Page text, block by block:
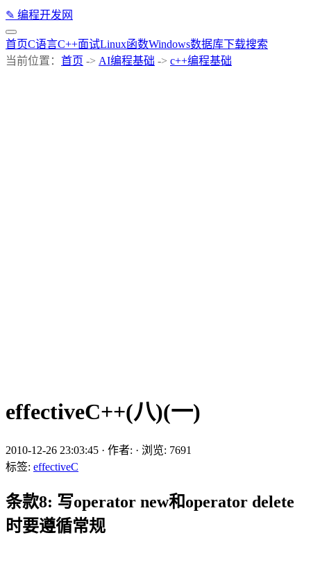
✎ 编程开发网
首页C语言C++面试Linux函数Windows数据库下载搜索
当前位置： 首页 -> AI编程基础 -> c++编程基础
effectiveC++(八)(一)
2010-12-26 23:03:45 · 作者: · 浏览: 7691
标签: effectiveC
条款8: 写operator new和operator delete
时要遵循常规